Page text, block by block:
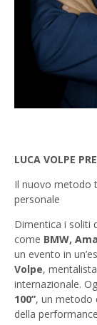
LUCA VOLPE
Il nuovo metodo
personale
Dimentica i soliti
come BMW,
un evento in
Volpe,
internazionale.
100”, un metodo
della